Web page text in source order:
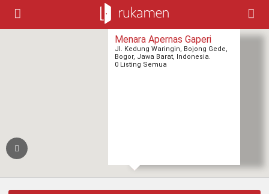
Menara Apernas Gaperi
Jl. Kedung Waringin, Bojong Gede,
Bogor, Jawa Barat, Indonesia.
0 Listing Semua